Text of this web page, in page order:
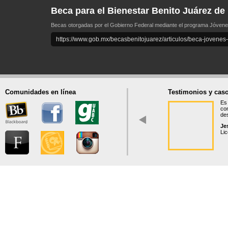
Beca para el Bienestar Benito Juárez
Becas otorgadas por el Gobierno Federal mediante el programa
https://www.gob.mx/becasbenitojuarez/articulos/beca-
Comunidades en línea Testimonios y